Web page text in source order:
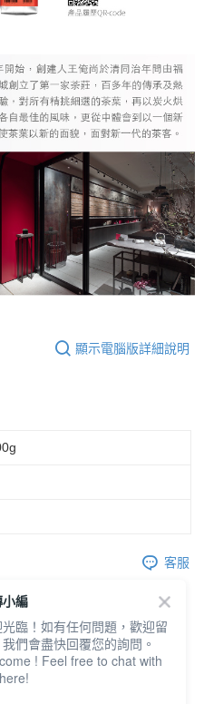
顯示電腦版詳細說明
客服
查看全部
編
臨！如有任何問題，歡迎留
們會盡快回覆您的詢問。
! Feel free to chat with